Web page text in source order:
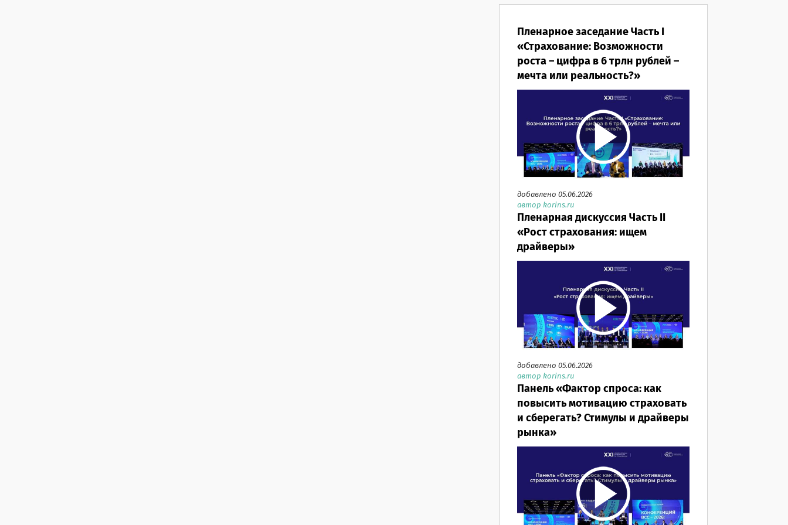
Пленарное заседание Часть I
«Страхование: Возможности
роста – цифра в 6 трлн рублей –
мечта или реальность?»
добавлено 05.06.2026
автор korins.ru
Пленарная дискуссия Часть II
«Рост страхования: ищем
драйверы»
добавлено 05.06.2026
автор korins.ru
Панель «Фактор спроса: как
повысить мотивацию страховать
и сберегать? Стимулы и драйверы
рынка»